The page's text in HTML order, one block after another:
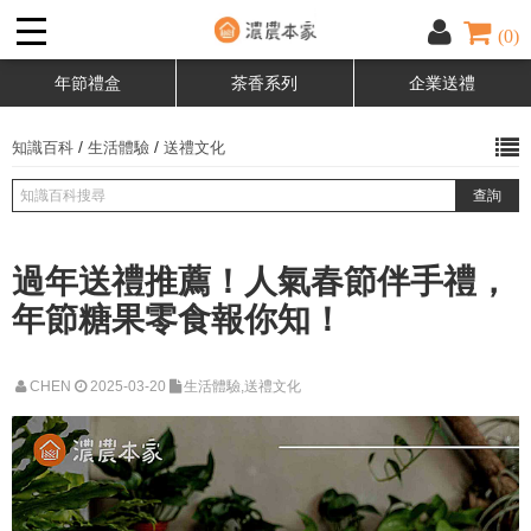
(0)
年節禮盒 茶香系列 企業送禮
知識百科 / 生活體驗 / 送禮文化
過年送禮推薦！人氣春節伴手禮，
年節糖果零食報你知！
CHEN 2025-03-20 生活體驗,送禮文化